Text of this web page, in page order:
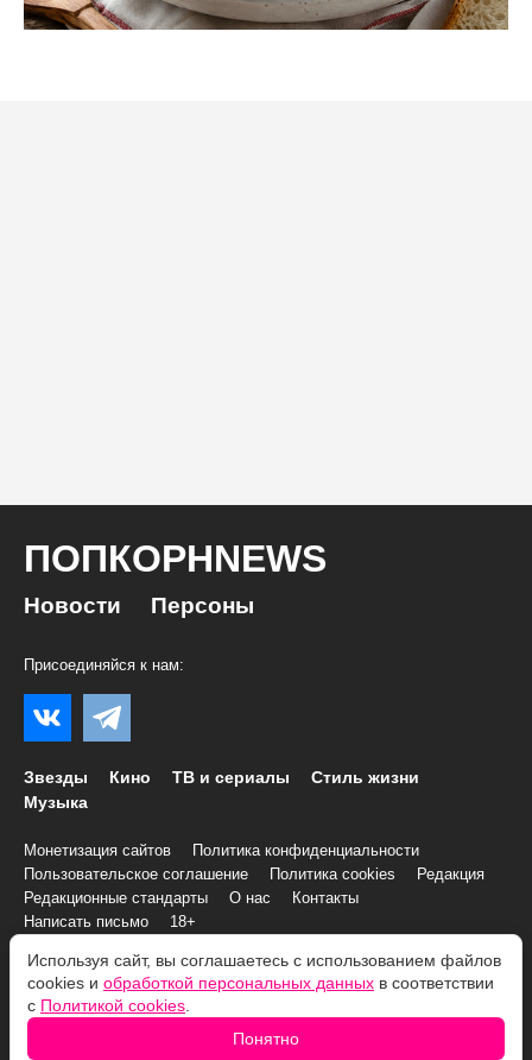
ПОПКОРНNEWS
Новости Персоны
Присоединяйся к нам:
Звезды Кино ТВ и сериалы
Стиль жизни
Музыка
Монетизация сайтов
Политика конфиденциальности
Пользовательское соглашение
Политика cookies
Редакция
Редакционные стандарты
О нас
Контакты
Написать письмо
18+
© 2007–2026 Все права и материалы принадлежат
«ПОПКОРНNEWS»
При копировании информации необходимо соблюдать
использования
Используя сайт, вы соглашаетесь с использованием файлов
cookies и обработкой персональных данных в соответствии
с Политикой cookies
Понятно